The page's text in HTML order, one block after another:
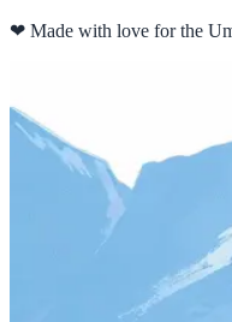
❤ Made with love for the